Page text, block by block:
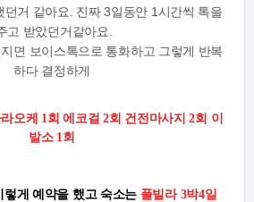
던거 같아요. 진짜 3일동안 1시간씩 톡을
고 받았던거같아요.
면 보이스톡으로 통화하고 그렇게 반복
하다 결정하게
오케 1회 에코걸 2회 건전마사지 2회 이
발소 1회
렇게예약을 했고 숙소는 풀빌라 3박4일